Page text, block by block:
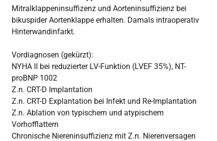
Mitralklappeninsuffizenz und Aorteninsuffizienz bei
bikuspider Aortenklappe erhalten. Damals intraoperativ
Hinterwandinfarkt.
Vordiagnosen (gekürzt):
NYHA II bei reduzierter LV-Funktion (LVEF 35%), NT-
proBNP 1002
Z.n. CRT-D Implantation
Z.n. CRT-D Explantation bei Infekt und Re-Implantation
Z.n. Ablation von typischem und atypischem
Vorhofflattern
Chronische Niereninsuffizienz mit Z.n. Nierenversagen